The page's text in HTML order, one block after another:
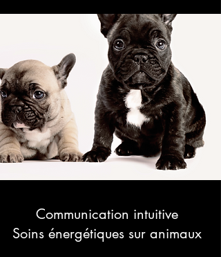
Communication intuitive
Soins énergétiques sur animaux